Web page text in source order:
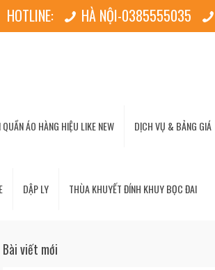
HOTLINE: HÀ NỘI-0385555035
ÁO HÀNG HIỆU LIKE NEW DỊCH VỤ & BẢNG GIÁ
DẬP LY THÙA KHUYẾT ĐÍNH KHUY BỌC ĐAI
Bài viết mới